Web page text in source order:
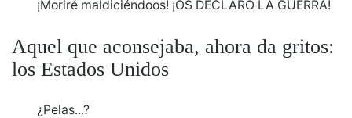
¡Moriré maldiciéndoos! ¡OS DECLARO LA GUERRA!
Aquel que aconsejaba, ahora da gritos:
los Estados Unidos
¿Pelas...?